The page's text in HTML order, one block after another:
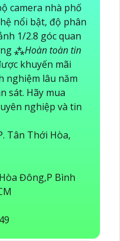
camera nhà phố
nổi bật, độ phân
1/2.8 góc quan
⁂Hoàn toàn tin
khuyến mãi
nghiệm lâu năm
sát. Hãy mua
nghiệp và tin
Tân Thới Hòa,
Đông,P Bình